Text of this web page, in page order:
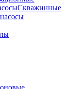
Скважинные